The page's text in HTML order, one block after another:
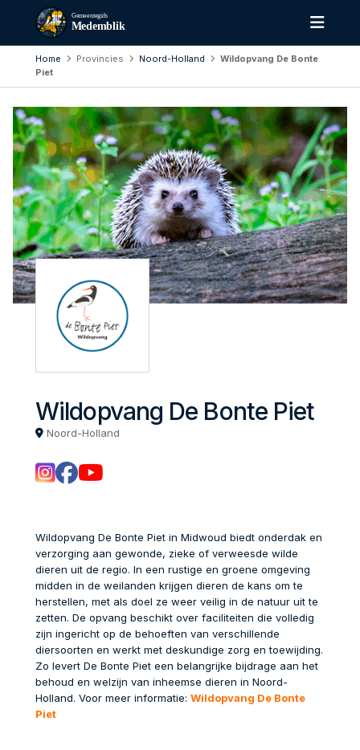
Gemeentegids
Medemblik
Home Provincies Noord-Holland
Wildopvang De Bonte
Piet
Wildopvang De Bonte Piet
Noord-Holland
Wildopvang De Bonte Piet in Midwoud biedt onderdak en
verzorging aan gewonde, zieke of verweesde wilde
dieren uit de regio. In een rustige en groene omgeving
midden in de weilanden krijgen dieren de kans om te
herstellen, met als doel ze weer veilig in de natuur uit te
zetten. De opvang beschikt over faciliteiten die volledig
zijn ingericht op de behoeften van verschillende
diersoorten en werkt met deskundige zorg en toewijding.
Zo levert De Bonte Piet een belangrijke bijdrage aan het
behoud en welzijn van inheemse dieren in Noord-
Holland. Voor meer informatie: Wildopvang De Bonte
Piet